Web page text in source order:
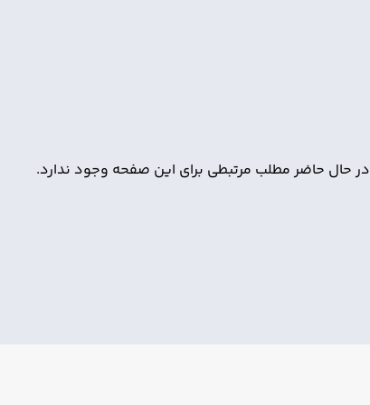
در حال حاضر مطلب مرتبطی برای این صفحه وجود ندارد.